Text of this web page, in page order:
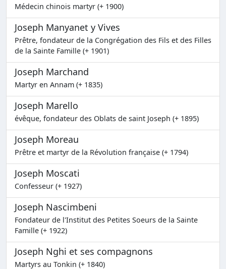
Médecin chinois martyr (+ 1900)
Joseph Manyanet y Vives
Prêtre, fondateur de la Congrégation des Fils et des Filles
de la Sainte Famille (+ 1901)
Joseph Marchand
Martyr en Annam (+ 1835)
Joseph Marello
évêque, fondateur des Oblats de saint Joseph (+ 1895)
Joseph Moreau
Prêtre et martyr de la Révolution française (+ 1794)
Joseph Moscati
Confesseur (+ 1927)
Joseph Nascimbeni
Fondateur de l'Institut des Petites Soeurs de la Sainte
Famille (+ 1922)
Joseph Nghi et ses compagnons
Martyrs au Tonkin (+ 1840)